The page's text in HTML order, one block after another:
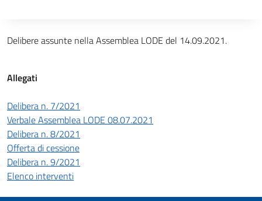
Descrizione completa
Delibere assunte nella Assemblea LODE del 14.09.2021.
Allegati
Delibera n. 7/2021
Verbale Assemblea LODE 08.07.2021
Delibera n. 8/2021
Offerta di cessione
Delibera n. 9/2021
Elenco interventi